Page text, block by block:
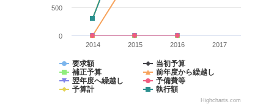
要求額
当初予算
補正予算
前年度から繰越し
翌年度へ繰越し
予備費等
予算計
執行額
2014 2015 2016 2017
0
500
Highcharts.com